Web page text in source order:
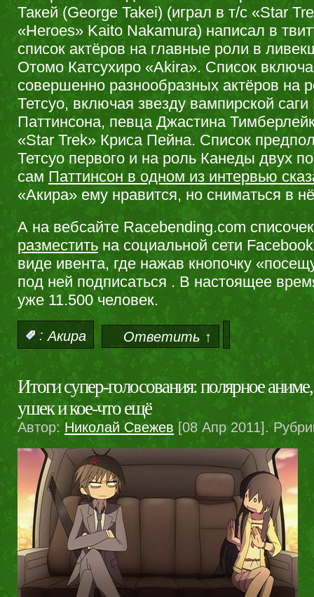
Такей (George Takei) (играл в т/с «Star
«Heroes» Kaito Nakamura) написал в
список актёров на главные роли в
Отомо Катсухиро «Akira». Список
совершенно разнообразных актёров на
Тетсуо, включая звезду вампирской
Паттинсона, певца Джастина
«Star Trek» Криса Пейна. Список
Тетсуо первого и на роль Канеды двух
сам Паттинсон в одном из интервью
«Акира» ему нравится, но сниматься в
А на вебсайте Racebending.com
разместитьна социальной сети
виде ивента, где нажав кнопочку
под ней подписаться . В настоящее
уже 11.500 человек.
: Акира Ответить ↑
Итоги супер-голосования: полярное
ушек и кое-что ещё
Автор: Николай Свежев [08 Апр 2011].